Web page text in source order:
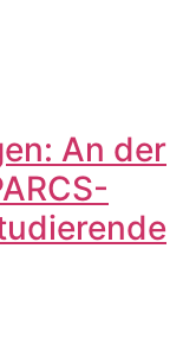
An der